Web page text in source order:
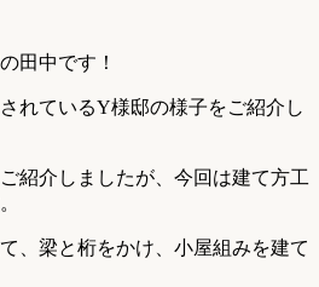
の田中です！
れているY様邸の様子をご紹介し
紹介しましたが、今回は建て方工
、梁と桁をかけ、小屋組みを建て